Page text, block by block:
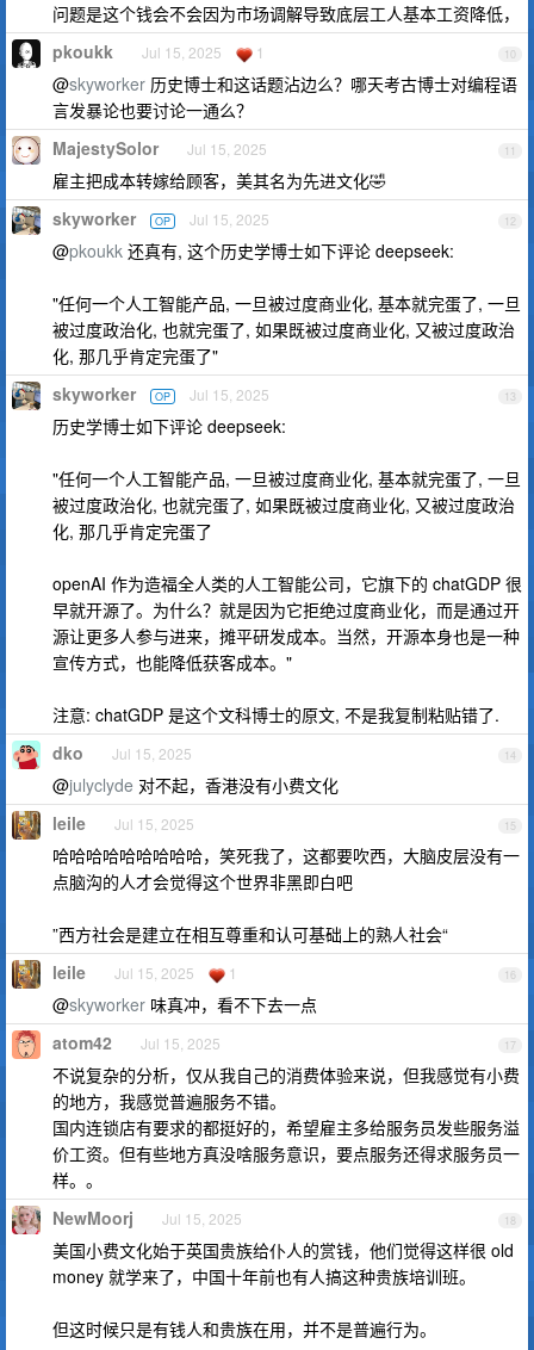
问题是这个钱会不会因为市场调解导致底层工人基本工资降低，
10
pkoukk Jul 15, 2025 1
@skyworker 历史博士和这话题沾边么？哪天考古博士对编程语
言发暴论也要讨论一通么？
11
MajestySolor Jul 15, 2025
雇主把成本转嫁给顾客，美其名为先进文化🤣
12
skyworker OP Jul 15, 2025
@pkoukk 还真有, 这个历史学博士如下评论 deepseek:
"任何一个人工智能产品, 一旦被过度商业化, 基本就完蛋了, 一旦
被过度政治化, 也就完蛋了, 如果既被过度商业化, 又被过度政治
化, 那几乎肯定完蛋了"
13
skyworker OP Jul 15, 2025
历史学博士如下评论 deepseek:
"任何一个人工智能产品, 一旦被过度商业化, 基本就完蛋了, 一旦
被过度政治化, 也就完蛋了, 如果既被过度商业化, 又被过度政治
化, 那几乎肯定完蛋了
openAI 作为造福全人类的人工智能公司，它旗下的 chatGDP 很
早就开源了。为什么？就是因为它拒绝过度商业化，而是通过开
源让更多人参与进来，摊平研发成本。当然，开源本身也是一种
宣传方式，也能降低获客成本。"
注意: chatGDP 是这个文科博士的原文, 不是我复制粘贴错了.
14
dko Jul 15, 2025
@julyclyde 对不起，香港没有小费文化
15
leile Jul 15, 2025
哈哈哈哈哈哈哈哈哈，笑死我了，这都要吹西，大脑皮层没有一
点脑沟的人才会觉得这个世界非黑即白吧
”西方社会是建立在相互尊重和认可基础上的熟人社会“
16
leile Jul 15, 2025 1
@skyworker 味真冲，看不下去一点
17
atom42 Jul 15, 2025
不说复杂的分析，仅从我自己的消费体验来说，但我感觉有小费
的地方，我感觉普遍服务不错。
国内连锁店有要求的都挺好的，希望雇主多给服务员发些服务溢
价工资。但有些地方真没啥服务意识，要点服务还得求服务员一
样。。
18
NewMoorj Jul 15, 2025
美国小费文化始于英国贵族给仆人的赏钱，他们觉得这样很 old
money 就学来了，中国十年前也有人搞这种贵族培训班。
但这时候只是有钱人和贵族在用，并不是普遍行为。